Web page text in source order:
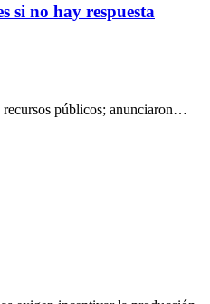
si no hay respuesta
recursos públicos; anunciaron…